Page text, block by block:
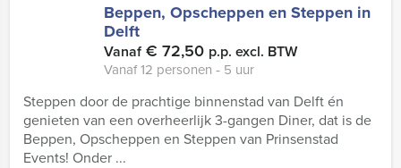
Beppen, Opscheppen en Steppen in
Delft
Vanaf€ 72,50 p.p. excl. BTW
Vanaf 12 personen ‐ 5 uur
Steppen door de prachtige binnenstad van Delft én
genieten van een overheerlijk 3-gangen Diner, dat is de
Beppen, Opscheppen en Steppen van Prinsenstad
Events! Onder ...